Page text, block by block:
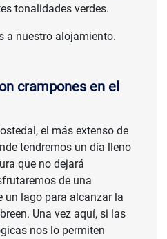
tonalidades verdes.
a nuestro alojamiento.
crampones en el
el más extenso de
tendremos un día lleno
que no dejará
de una
un lago para alcanzar la
Una vez aquí, si las
nos lo permiten